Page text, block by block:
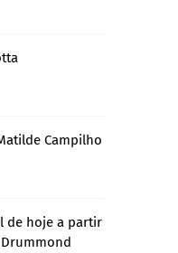
Campilho
de hoje a partir